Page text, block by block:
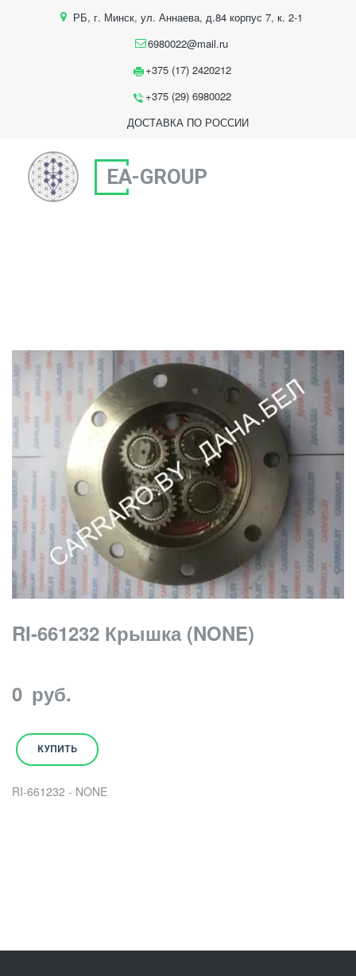
РБ, г. Минск, ул. Аннаева, д.84 корпус 7, к. 2-1
6980022@mail.ru
+375 (17) 2420212
+375 (29) 6980022
ДОСТАВКА ПО РОССИИ
EA-GROUP
RI-661232 Крышка (NONE)
0 руб.
КУПИТЬ
RI-661232 - NONE